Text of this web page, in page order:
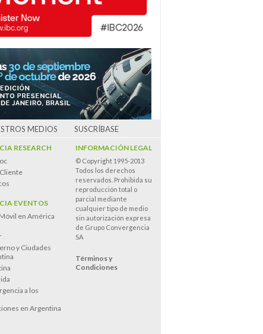
MEDIOS SUSCRÍBASE
RESEARCH
EVENTOS
en América
y Ciudades
a los
en Argentina
INFORMACIÓN LEGAL
© Copyright 1995-2013
Todos los derechos
reservados. Prohibida su
reproducción total o
parcial mediante
cualquier tipo de medio
sin autorización expresa
de Grupo Convergencia
SA
Términos y
Condiciones